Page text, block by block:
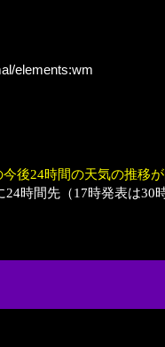
elements:wm
後24時間の天気の推移
時間先（17時発表は30